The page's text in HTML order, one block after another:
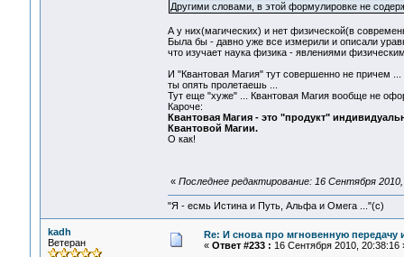
Другими словами, в этой формулировке не
А у них(магических) и нет физической(в
Была бы - давно уже все измерили и описали
что изучает наука физика - явлениями
И "Квантовая Магия" тут совершенно не причем
ты опять пролетаешь ...
Тут еще "хуже" ... Квантовая Магия вообще не
Кароче:
Квантовая Магия - это "продукт"
Квантовой Магии.
О как!
« Последнее редактирование: 16 Сентября
"Я - есмь Истина и Путь, Альфа и Омега ..."(с)
kadh
Ветеран
Re: И снова про мгновенную
« Ответ #233 : 16 Сентября 2010, 20:38:16